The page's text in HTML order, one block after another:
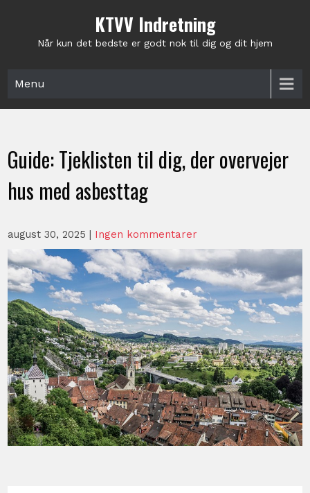
KTVV Indretning
Når kun det bedste er godt nok til dig og dit hjem
Menu
Guide: Tjeklisten til dig, der overvejer
hus med asbesttag
august 30, 2025 | Ingen kommentarer